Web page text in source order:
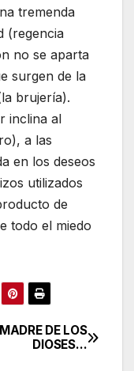
tremenda
(regencia
no se aparta
surgen de la
brujería).
inclina al
a las
en los deseos
utilizados
de
todo el miedo
DE LOS
DIOSES…